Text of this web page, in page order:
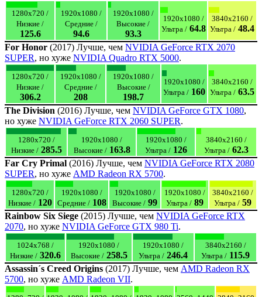
1280x720 /
Низкие /
125.6
1920x1080 /
Средние /
94.6
1920x1080 /
Высокие /
93.3
1920x1080 /
Ультра / 64.8
3840x2160 /
Ультра / 48.4
For Honor (2017) Лучше, чем NVIDIA GeForce RTX 2070
SUPER, но хуже NVIDIA Quadro RTX 5000.
1280x720 /
Низкие /
306.2
1920x1080 /
Средние /
208
1920x1080 /
Высокие /
198.7
1920x1080 /
Ультра / 160
3840x2160 /
Ультра / 63.5
The Division (2016) Лучше, чем NVIDIA GeForce GTX 1080,
но хуже NVIDIA GeForce RTX 2060 SUPER.
1280x720 /
Низкие / 285.5
1920x1080 /
Высокие / 163.8
1920x1080 /
Ультра / 126
3840x2160 /
Ультра / 62.3
Far Cry Primal (2016) Лучше, чем NVIDIA GeForce RTX 2080
SUPER, но хуже AMD Radeon RX 5700.
1280x720 /
Низкие / 120
1920x1080 /
Средние / 108
1920x1080 /
Высокие / 99
1920x1080 /
Ультра / 89
3840x2160 /
Ультра / 59
Rainbow Six Siege (2015) Лучше, чем NVIDIA GeForce RTX
2070, но хуже NVIDIA GeForce GTX 980 Ti.
1024x768 /
Низкие / 320.6
1920x1080 /
Высокие / 258.5
1920x1080 /
Ультра / 246.4
3840x2160 /
Ультра / 115.9
Assassin´s Creed Origins (2017) Лучше, чем AMD Radeon RX
5700, но хуже AMD Radeon VII.